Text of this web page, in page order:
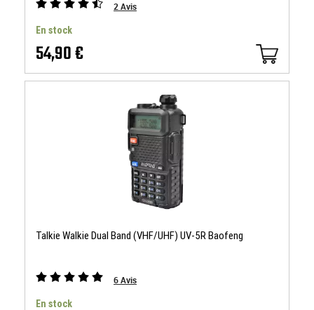
2Avis
En stock
54,90 €
Talkie Walkie Dual Band (VHF/UHF) UV-5R Baofeng
6Avis
En stock